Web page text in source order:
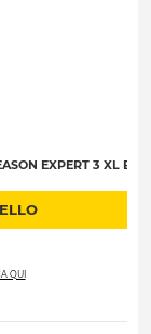
EXPERT 3 XL B-
QUI